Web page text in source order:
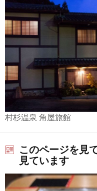
村杉温泉 角屋旅館
このページを見
見ています